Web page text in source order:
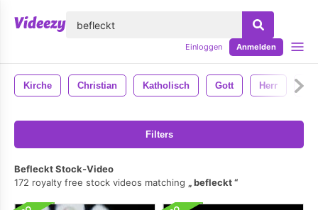
Einloggen Anmelden
Kirche Christian Katholisch Gott Herr
Filters
Befleckt Stock-Video
172 royalty free stock videos matching
befleckt